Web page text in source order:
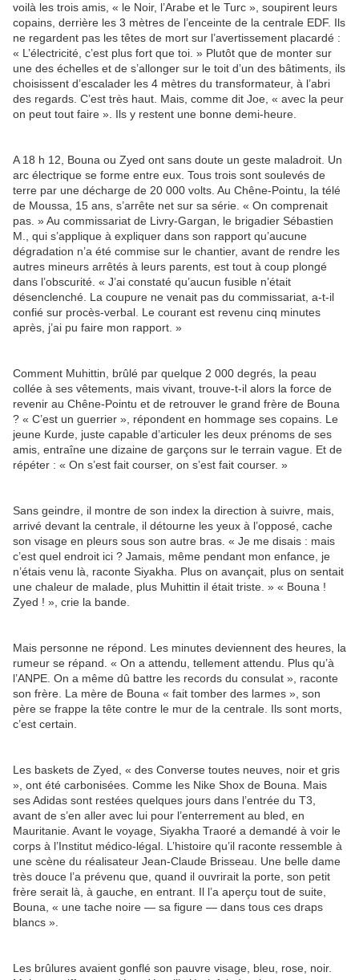
voilà les trois amis, « le Noir, l’Arabe et le Turc », soupirent leurs
copains, derrière les 3 mètres de l’enceinte de la centrale EDF. Ils
ne regardent pas les têtes de mort sur l’avertissement placardé :
« L’électricité, c’est plus fort que toi. » Plutôt que de monter sur
une des échelles et de s’allonger sur le toit d’un des bâtiments, ils
choisissent d’escalader les 4 mètres du transformateur, à l’abri
des regards. C’est très haut. Mais, comme dit Joe, « avec la peur
on peut tout faire ». Ils y restent une bonne demi-heure.
A 18 h 12, Bouna ou Zyed ont sans doute un geste maladroit. Un
arc électrique se forme entre eux. Tous trois sont soulevés de
terre par une décharge de 20 000 volts. Au Chêne-Pointu, la télé
de Moussa, 15 ans, s’arrête net sur sa série. « On comprenait
pas. » Au commissariat de Livry-Gargan, le brigadier Sébastien
M., qui s’applique à expliquer dans son rapport qu’aucune
dégradation n’a été commise sur le chantier, avant de rendre les
autres mineurs arrêtés à leurs parents, est tout à coup plongé
dans l’obscurité. « J’ai constaté qu’aucun fusible n’était
désenclenché. La coupure ne venait pas du commissariat, a-t-il
confié sur procès-verbal. Le courant est revenu cinq minutes
après, j’ai pu faire mon rapport. »
Comment Muhittin, brûlé par quelque 2 000 degrés, la peau
collée à ses vêtements, mais vivant, trouve-t-il alors la force de
revenir au Chêne-Pointu et de retrouver le grand frère de Bouna
? « C’est un guerrier », répondent en hommage ses copains. Le
jeune Kurde, juste capable d’articuler les deux prénoms de ses
amis, entraîne une dizaine de garçons sur le terrain vague. Et de
répéter : « On s’est fait courser, on s’est fait courser. »
Sans geindre, il montre de son index la direction à suivre, mais,
arrivé devant la centrale, il détourne les yeux à l’opposé, cache
son visage en pleurs sous son autre bras. « Je me disais : mais
c’est quel endroit ici ? Jamais, même pendant mon enfance, je
n’étais venu là, raconte Siyakha. Plus on avançait, plus on sentait
une chaleur de malade, plus Muhittin il était triste. » « Bouna !
Zyed ! », crie la bande.
Mais personne ne répond. Les minutes deviennent des heures, la
rumeur se répand. « On a attendu, tellement attendu. Plus qu’à
l’ANPE. On a même dû battre les records du consulat », raconte
son frère. La mère de Bouna « fait tomber des larmes », son
père se frappe la tête contre le mur de la centrale. Ils sont morts,
c’est certain.
Les baskets de Zyed, « des Converse toutes neuves, noir et gris
», ont été carbonisées. Comme les Nike Shox de Bouna. Mais
ses Adidas sont restées quelques jours dans l’entrée du T3,
avant de s’en aller avec lui pour l’enterrement au bled, en
Mauritanie. Avant le voyage, Siyakha Traoré a demandé à voir le
corps à l’Institut médico-légal. L’histoire qu’il raconte ressemble à
une scène du réalisateur Jean-Claude Brisseau. Une belle dame
très douce l’a prévenu que, quand il ouvrirait la porte, son petit
frère serait là, à gauche, en entrant. Il l’a aperçu tout de suite,
Bouna, « une tache noire — sa figure — dans tous ces draps
blancs ».
Les brûlures avaient gonflé son pauvre visage, bleu, rose, noir.